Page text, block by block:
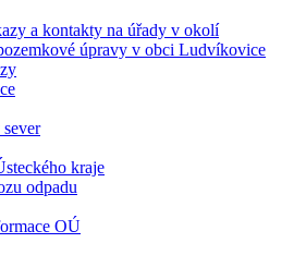
a kontakty na úřady v okolí
úpravy v obci Ludvíkovice
kraje
odpadu
OÚ